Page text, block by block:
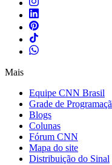
Mais
Equipe CNN Brasil
Grade de
Blogs
Colunas
Fórum CNN
Mapa do site
Distribuição do Sinal